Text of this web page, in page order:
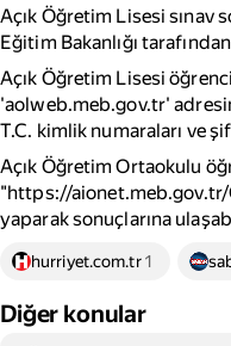
Açık Öğretim Lisesi sınav
Eğitim Bakanlığı
Açık Öğretim Lisesi
'aolweb.meb.gov.tr'
T.C. kimlik numaraları ve
Açık Öğretim Ortaokulu
"https://
yaparak sonuçlarına
hurriyet.com.tr 1
Diğer konular